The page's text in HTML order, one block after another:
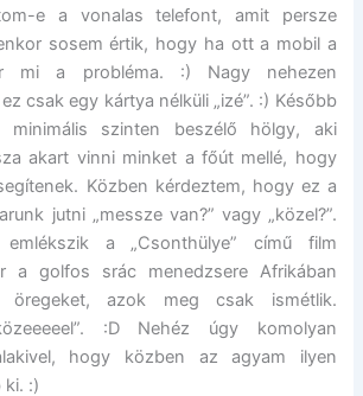
e a vonalas telefont, amit persze
sosem értik, hogy ha ott a mobil a
mi a probléma. :) Nagy nehezen
csak egy kártya nélküli „izé”. :) Később
szinten beszélő hölgy, aki
akart vinni minket a főút mellé, hogy
Közben kérdeztem, hogy ez a
jutni „messze van?” vagy „közel?”.
a „Csonthülye” című film
a golfos srác menedzsere Afrikában
azok meg csak ismétlik.
:D Nehéz úgy komolyan
hogy közben az agyam ilyen
ki. :)